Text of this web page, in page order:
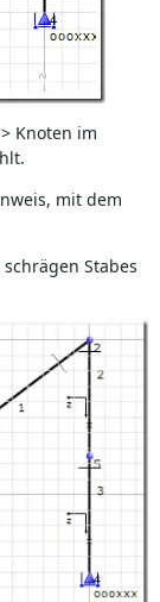
Knoten im
mit dem
Stabes